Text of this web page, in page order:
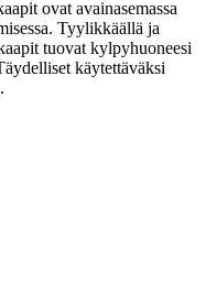
ovat avainasemassa
Tyylikkäällä ja
tuovat kylpyhuoneesi
käytettäväksi